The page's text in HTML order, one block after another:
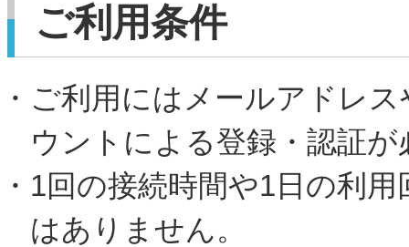
ご利用条件
・ご利用にはメールアドレ
ウントによる登録・認証が
・1回の接続時間や1日の利
はありません。